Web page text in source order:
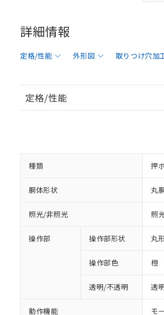
詳細情報
定格/性能 外形図 取りつけ穴加
定格/性能
種類 押
胴体形状 丸
照光/非照光 照
操作部 操作部形状 丸
操作部色 橙
透明/不透明 透
動作機能 モ